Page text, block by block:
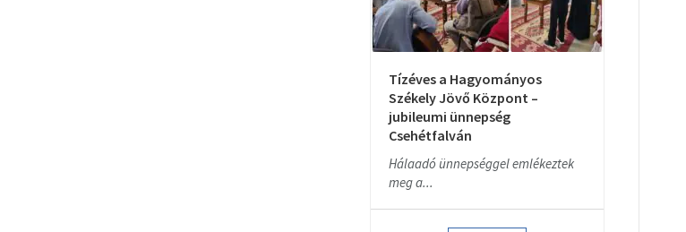
Tízéves a Hagyományos
Székely Jövő Központ –
jubileumi ünnepség
Csehétfalván
Hálaadó ünnepséggel emlékeztek
meg a...